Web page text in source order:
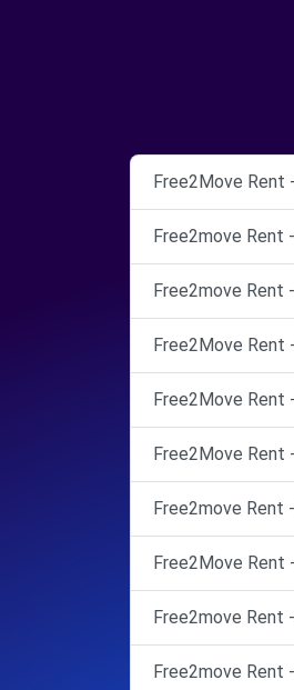
Free2Move Rent
Free2move Rent
Free2move Rent
Free2Move Rent
Free2Move Rent
Free2Move Rent
Free2move Rent
Free2Move Rent
Free2move Rent
Free2move Rent